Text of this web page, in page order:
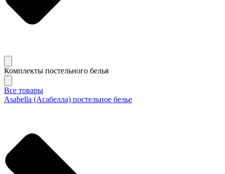
Комплекты постельного белья
Все товары
Asabella (Асабелла) постельное белье